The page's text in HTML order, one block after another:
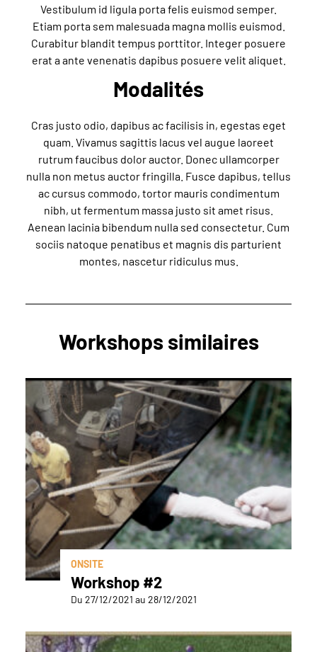
Vestibulum id ligula porta felis euismod semper.
Etiam porta sem malesuada magna mollis euismod.
Curabitur blandit tempus porttitor. Integer posuere
erat a ante venenatis dapibus posuere velit aliquet.
Modalités
Cras justo odio, dapibus ac facilisis in, egestas eget
quam. Vivamus sagittis lacus vel augue laoreet
rutrum faucibus dolor auctor. Donec ullamcorper
nulla non metus auctor fringilla. Fusce dapibus, tellus
ac cursus commodo, tortor mauris condimentum
nibh, ut fermentum massa justo sit amet risus.
Aenean lacinia bibendum nulla sed consectetur. Cum
sociis natoque penatibus et magnis dis parturient
montes, nascetur ridiculus mus.
Workshops similaires
ONSITE
Workshop #2
Du 27/12/2021 au 28/12/2021